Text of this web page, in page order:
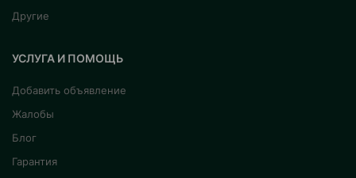
Другие
УСЛУГА И ПОМОЩЬ
Добавить объявление
Жалобы
Блог
Гарантия